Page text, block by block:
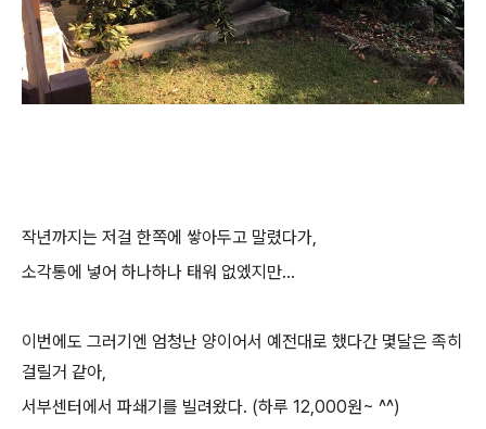
작년까지는 저걸 한쪽에 쌓아두고 말렸다가,
소각통에 넣어 하나하나 태워 없엤지만...
이번에도 그러기엔 엄청난 양이어서 예전대로 했다간 몇달은 족히
걸릴거 같아,
서부센터에서 파쇄기를 빌려왔다. (하루 12,000원~ ^^)